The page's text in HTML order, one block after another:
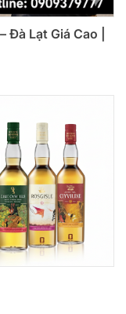
Đà Lạt Giá Cao |